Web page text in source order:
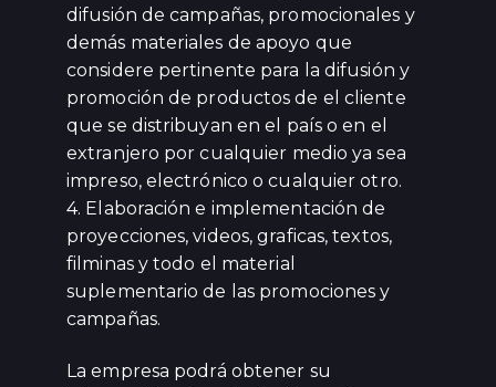
difusión de campañas, promocionales y
demás materiales de apoyo que
considere pertinente para la difusión y
promoción de productos de el cliente
que se distribuyan en el país o en el
extranjero por cualquier medio ya sea
impreso, electrónico o cualquier otro.
4. Elaboración e implementación de
proyecciones, videos, graficas, textos,
filminas y todo el material
suplementario de las promociones y
campañas.
La empresa podrá obtener su